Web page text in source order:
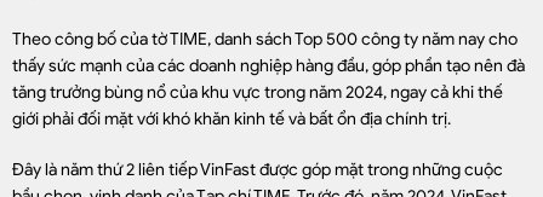
Theo công bố của tờ TIME, danh sách Top 500 công ty năm nay cho
thấy sức mạnh của các doanh nghiệp hàng đầu, góp phần tạo nên đà
tăng trưởng bùng nổ của khu vực trong năm 2024, ngay cả khi thế
giới phải đối mặt với khó khăn kinh tế và bất ổn địa chính trị.
Đây là năm thứ 2 liên tiếp VinFast được góp mặt trong những cuộc